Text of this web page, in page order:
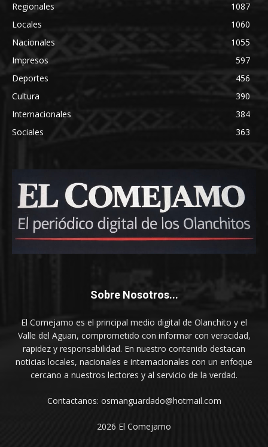
Regionales
1087
Locales
1060
Nacionales
1055
Impresos
597
Deportes
456
Cultura
390
Internacionales
384
Sociales
363
Sobre Nosotros...
El Comejamo es el principal medio digital de Olanchito y el
Valle del Aguan, comprometido con informar con veracidad,
rapidez y responsabilidad. En nuestro contenido destacan
noticias locales, nacionales e internacionales con un enfoque
cercano a nuestros lectores y al servicio de la verdad.
Contactanos: osmanguardado@hotmail.com
2026 El Comejamo